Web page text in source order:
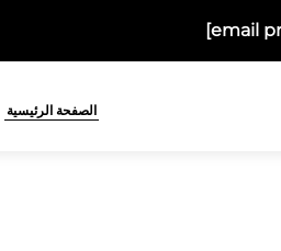
الصفحة الرئيسية